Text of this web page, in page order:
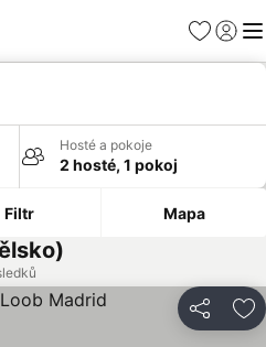
Oblíbené
Hosté a pokoje
2 hosté, 1 pokoj
Filtr Mapa
Sdílet